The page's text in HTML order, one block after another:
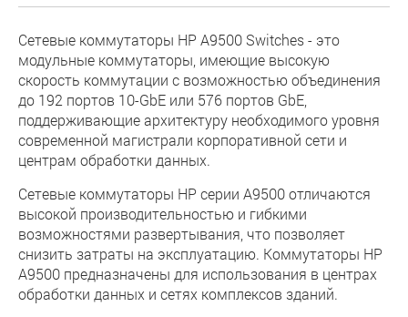
Сетевые коммутаторы HP A9500 Switches - это
модульные коммутаторы, имеющие высокую
скорость коммутации с возможностью объединения
до 192 портов 10-GbE или 576 портов GbE,
поддерживающие архитектуру необходимого уровня
современной магистрали корпоративной сети и
центрам обработки данных.
Сетевые коммутаторы HP серии A9500 отличаются
высокой производительностью и гибкими
возможностями развертывания, что позволяет
снизить затраты на эксплуатацию. Коммутаторы HP
A9500 предназначены для использования в центрах
обработки данных и сетях комплексов зданий.